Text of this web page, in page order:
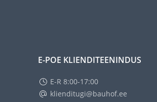
E-POE KLIENDITEENINDUS
E-R 8:00-17:00
klienditugi@bauhof.ee